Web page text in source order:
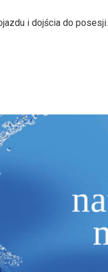
i dojścia do posesji.